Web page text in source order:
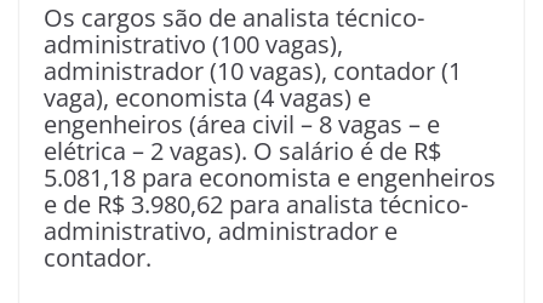
Os cargos são de analista técnico-
administrativo (100 vagas),
administrador (10 vagas), contador (1
vaga), economista (4 vagas) e
engenheiros (área civil – 8 vagas – e
elétrica – 2 vagas). O salário é de R$
5.081,18 para economista e engenheiros
e de R$ 3.980,62 para analista técnico-
administrativo, administrador e
contador.